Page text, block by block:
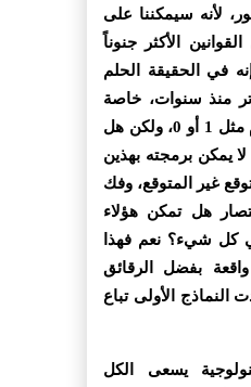
لأنه سيمكننا على
الأكثر جنوناً
في الحقيقة الحلم
منذ سنوات، خاصة
أن آلاتهم تتعامل مع أرقام مثل 1 أو 0، ولكن هل
يمكن برمجته بهذين
غير المتوقع، وفك
هل تمكن هؤلاء
كل شيء؟ نعم فهذا
بفضل الرقائق
النماذج الأولى تباع
يسعى الكل